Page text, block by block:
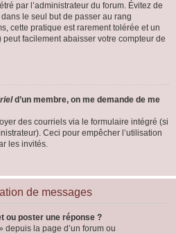
par l’administrateur du forum. Évitez de
le seul but de passer au rang
cette pratique est rarement tolérée et un
facilement abaisser votre compteur de
d’un membre, on me demande de me
des courriels via le formulaire intégré (si
Ceci pour empêcher l’utilisation
les invités.
de messages
ou poster une réponse ?
la page d’un forum ou